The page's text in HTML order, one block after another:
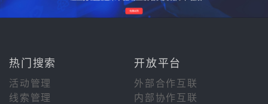
热门搜索 开放平台
活动管理
外部合作互联
线索管理
内部协作互联